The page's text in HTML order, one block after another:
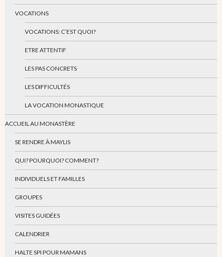
VOCATIONS
VOCATIONS: C’EST QUOI?
ETRE ATTENTIF
LES PAS CONCRETS
LES DIFFICULTÉS
LA VOCATION MONASTIQUE
ACCUEIL AU MONASTÈRE
SE RENDRE À MAYLIS
QUI? POURQUOI? COMMENT?
INDIVIDUELS ET FAMILLES
GROUPES
VISITES GUIDÉES
CALENDRIER
HALTE SPI POUR MAMANS